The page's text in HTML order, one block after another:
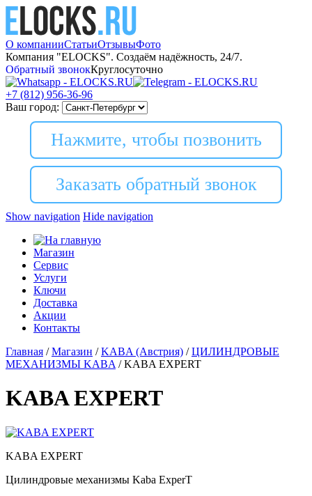
О компанииСтатьиОтзывыФото
Компания "ELOCKS". Создаём надёжность, 24/7.
Обратный звонокКруглосуточно
+7 (812) 956-36-96
Ваш город:
Нажмите, чтобы позвонить
Заказать обратный звонок
Show navigation Hide navigation
Магазин
Сервис
Услуги
Ключи
Доставка
Акции
Контакты
Главная /Магазин /KABA (Австрия) /ЦИЛИНДРОВЫЕ
МЕХАНИЗМЫ KABA /KABA EXPERT
KABA EXPERT
KABA EXPERT
Цилиндровые механизмы Kaba ExperT